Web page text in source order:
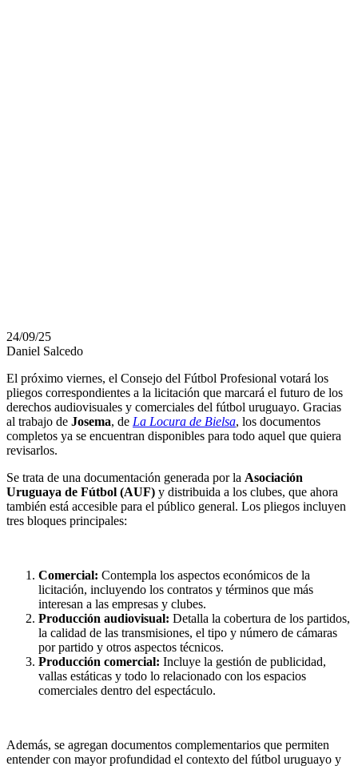
24/09/25
Daniel Salcedo
El próximo viernes, el Consejo del Fútbol Profesional votará los
pliegos correspondientes a la licitación que marcará el futuro de los
derechos audiovisuales y comerciales del fútbol uruguayo. Gracias
al trabajo de Josema, de La Locura de Bielsa, los documentos
completos ya se encuentran disponibles para todo aquel que quiera
revisarlos.
Se trata de una documentación generada por la Asociación
Uruguaya de Fútbol (AUF) y distribuida a los clubes, que ahora
también está accesible para el público general. Los pliegos incluyen
tres bloques principales:
Comercial: Contempla los aspectos económicos de la
licitación, incluyendo los contratos y términos que más
interesan a las empresas y clubes.
Producción audiovisual: Detalla la cobertura de los partidos,
la calidad de las transmisiones, el tipo y número de cámaras
por partido y otros aspectos técnicos.
Producción comercial: Incluye la gestión de publicidad,
vallas estáticas y todo lo relacionado con los espacios
comerciales dentro del espectáculo.
Además, se agregan documentos complementarios que permiten
entender con mayor profundidad el contexto del fútbol uruguayo y